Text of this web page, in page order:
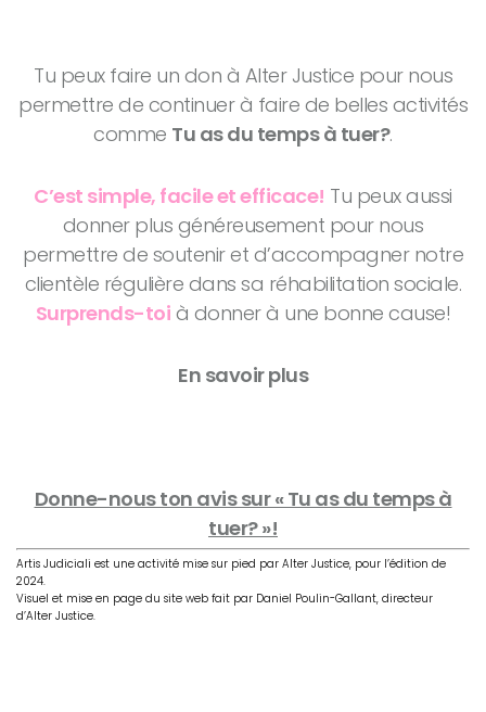
Tu peux faire un don à Alter Justice pour nous
permettre de continuer à faire de belles activités
comme Tu as du temps à tuer?.
C’est simple, facile et efficace! Tu peux aussi
donner plus généreusement pour nous
permettre de soutenir et d’accompagner notre
clientèle régulière dans sa réhabilitation sociale.
Surprends-toi à donner à une bonne cause!
En savoir plus
Donne-nous ton avis sur « Tu as du temps à
tuer? »!
Artis Judiciali est une activité mise sur pied par Alter Justice, pour l’édition de
2024.
Visuel et mise en page du site web fait par Daniel Poulin-Gallant, directeur
d’Alter Justice.